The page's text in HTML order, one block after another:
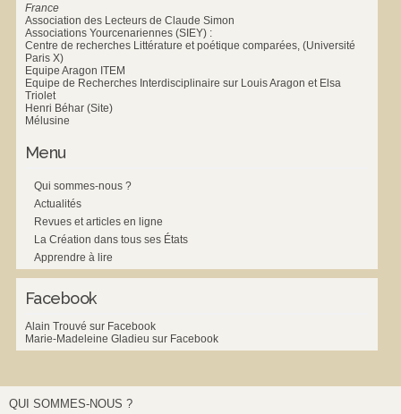
France
Association des Lecteurs de Claude Simon
Associations Yourcenariennes (SIEY) :
Centre de recherches Littérature et poétique comparées, (Université
Paris X)
Equipe Aragon ITEM
Equipe de Recherches Interdisciplinaire sur Louis Aragon et Elsa
Triolet
Henri Béhar (Site)
Mélusine
Menu
Qui sommes-nous ?
Actualités
Revues et articles en ligne
La Création dans tous ses États
Apprendre à lire
Facebook
Alain Trouvé sur Facebook
Marie-Madeleine Gladieu sur Facebook
QUI SOMMES-NOUS ?